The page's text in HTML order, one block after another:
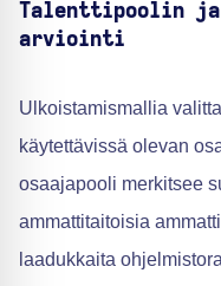
Talenttipoolin ja
arviointi
Ulkoistamismallia
käytettävissä olevan
osaajapooli merkitsee
ammattitaitoisia
laadukkaita